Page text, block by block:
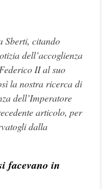
Sberti, citando
dell’accoglienza
II al suo
la nostra ricerca di
dell’Imperatore
articolo, per
dalla
facevano in